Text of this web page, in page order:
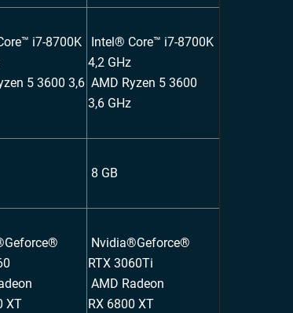
i7-8700K
5 3600 3,6
Intel® Core™ i7-8700K
4,2 GHz
AMD Ryzen 5 3600
3,6 GHz
8 GB
XT
Nvidia®Geforce®
RTX 3060Ti
AMD Radeon
RX 6800 XT